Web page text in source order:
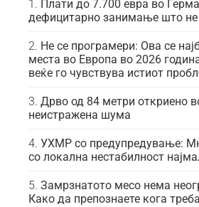
Плати до 7.700 евра во
дефицитарно занимање што
Не се програмери: Ова се
места во Европа во 2026
веќе го чувствува истиот
Дрво од 84 метри откриено
неистражена шума
УХМР со предупредување:
со локална нестабилност
Замрзнатото месо нема
Како да препознаете кога